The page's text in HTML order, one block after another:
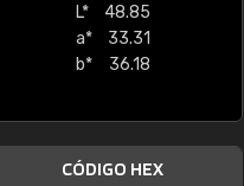
L*
48.85
a*
33.31
b*
36.18
CÓDIGO HEX